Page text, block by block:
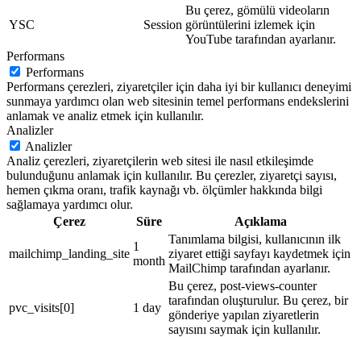
YSC Session
Bu çerez, gömülü videoların
görüntülerini izlemek için
YouTube tarafından ayarlanır.
Performans
Performans
Performans çerezleri, ziyaretçiler için daha iyi bir kullanıcı deneyimi
sunmaya yardımcı olan web sitesinin temel performans endekslerini
anlamak ve analiz etmek için kullanılır.
Analizler
Analizler
Analiz çerezleri, ziyaretçilerin web sitesi ile nasıl etkileşimde
bulunduğunu anlamak için kullanılır. Bu çerezler, ziyaretçi sayısı,
hemen çıkma oranı, trafik kaynağı vb. ölçümler hakkında bilgi
sağlamaya yardımcı olur.
Çerez
Süre Açıklama
mailchimp_landing_site
1
month
Tanımlama bilgisi, kullanıcının ilk
ziyaret ettiği sayfayı kaydetmek için
MailChimp tarafından ayarlanır.
pvc_visits[0] 1 day
Bu çerez, post-views-counter
tarafından oluşturulur. Bu çerez, bir
gönderiye yapılan ziyaretlerin
sayısını saymak için kullanılır.